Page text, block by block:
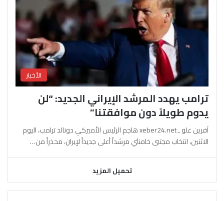
الأخبار
ترامب يهدد المرشد الإيراني الجديد: “لن
يدوم طويلاً دون موافقتنا”
آفرين علو ـ xeber24.net هاجم الرئيس الأميركي دونالد ترامب، اليوم
الاثنين، انتخاب مجتبى خامنئي مرشداً أعلى جديداً لإيران، محذراً من…
تحميل المزيد